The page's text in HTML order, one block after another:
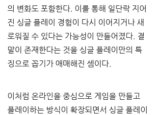
의 변화도 포함한다. 이를 통해 일단락 지어
진 싱글 플레이 경험이 다시 이어지거나 새
로워질 수 있다는 가능성이 만들어졌다. 결
말이 존재한다는 것을 싱글 플레이만의 특
징으로 꼽기가 애매해진 셈이다.
이처럼 온라인을 중심으로 게임을 만들고
플레이하는 방식이 확장되면서 싱글 플레이